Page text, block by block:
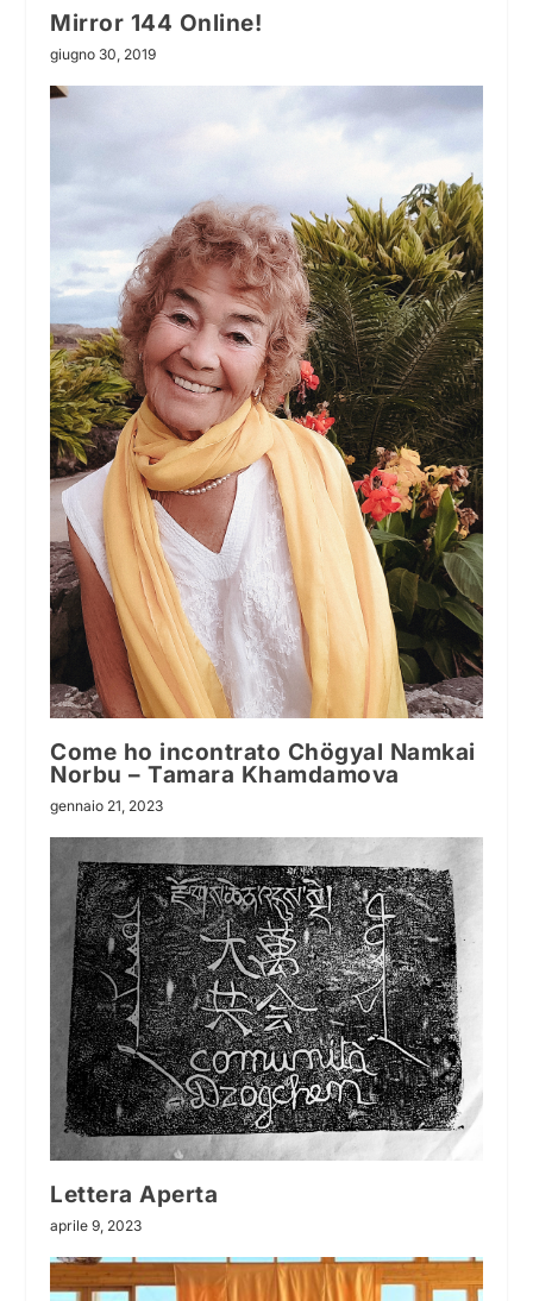
Mirror 144 Online!
giugno 30, 2019
Come ho incontrato Chögyal Namkai
Norbu – Tamara Khamdamova
gennaio 21, 2023
Lettera Aperta
aprile 9, 2023